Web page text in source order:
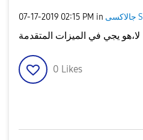
‎07-17-2019 02:15 PM in جالاكسى S
لا،هو يجي في الميزات المتقدمة
0 Likes